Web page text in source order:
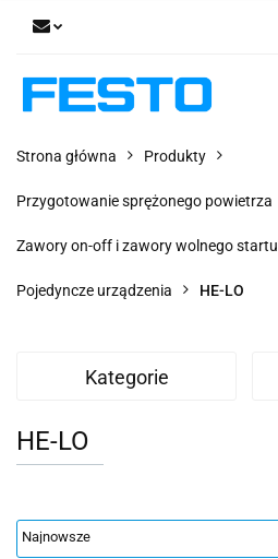
Strona główna Produkty
Przygotowanie sprężonego powietrza
Zawory on-off i zawory wolnego startu
Pojedyncze urządzenia HE-LO
Kategorie
HE-LO